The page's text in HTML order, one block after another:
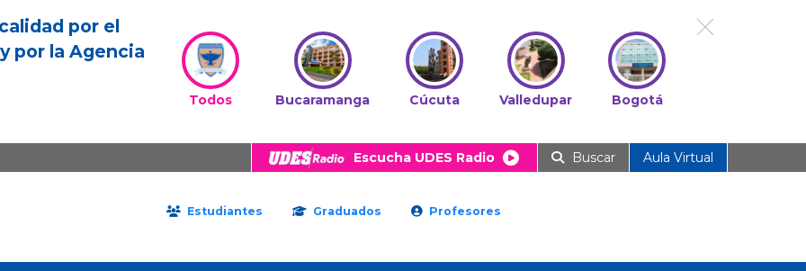
por el
por la Agencia
Todos Bucaramanga Cúcuta Valledupar Bogotá
Escucha UDES Radio Buscar Aula Virtual
Estudiantes Graduados Profesores